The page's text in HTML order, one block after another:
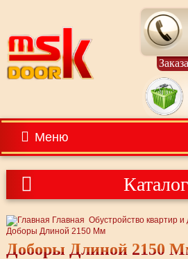
Меню
Каталог
Главная Обустройство квартир и
Доборы Длиной 2150 Мм
Доборы Длиной 2150